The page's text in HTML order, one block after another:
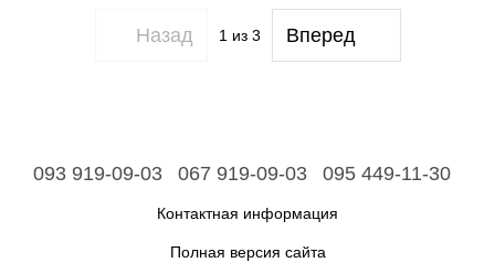
Назад 1из 3 Вперед
093 919-09-03 067 919-09-03 095 449-11-30
Контактная информация
Полная версия сайта